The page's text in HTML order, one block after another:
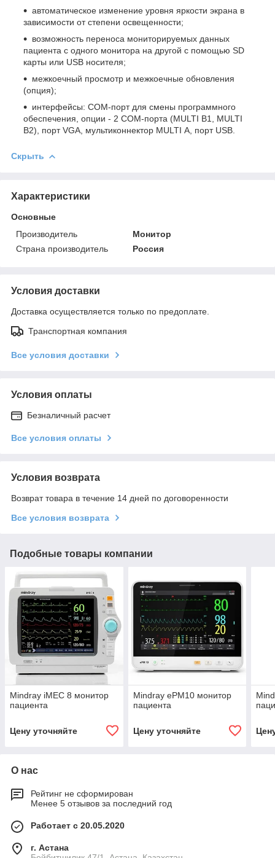
автоматическое изменение уровня яркости экрана в
зависимости от степени освещенности;
возможность переноса мониторируемых данных
пациента с одного монитора на другой с помощью SD
карты или USB носителя;
межкоечный просмотр и межкоечные обновления
(опция);
интерфейсы: СОМ-порт для смены программного
обеспечения, опции - 2 СОМ-порта (MULTI В1, MULTI
В2), порт VGA, мультиконнектор MULTI А, порт USB.
Скрыть
Характеристики
Основные
Производитель
Монитор
Страна производитель
Россия
Условия доставки
Доставка осуществляется только по предоплате.
Транспортная компания
Все условия доставки
Условия оплаты
Безналичный расчет
Все условия оплаты
Условия возврата
Возврат товара в течение 14 дней по договоренности
Все условия возврата
Подобные товары компании
Mindray iMEC 8 монитор
пациента
Цену уточняйте
Mindray ePM10 монитор
пациента
Цену уточняйте
О нас
Рейтинг не сформирован
Менее 5 отзывов за последний год
Работает с 20.05.2020
г. Астана